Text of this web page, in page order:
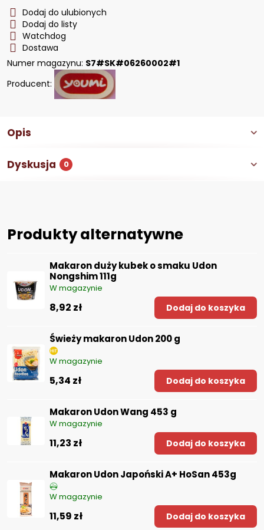
Dodaj do ulubionych
Dodaj do listy
Watchdog
Dostawa
Numer magazynu: S7#SK#06260002#1
Producent:
Opis
Dyskusja 0
Produkty alternatywne
Makaron duży kubek o smaku Udon
Nongshim 111g
W magazynie
8,92 zł Dodaj do koszyka
Świeży makaron Udon 200 g
W magazynie
5,34 zł Dodaj do koszyka
Makaron Udon Wang 453 g
W magazynie
11,23 zł Dodaj do koszyka
Makaron Udon Japoński A+ HoSan 453g
W magazynie
11,59 zł Dodaj do koszyka